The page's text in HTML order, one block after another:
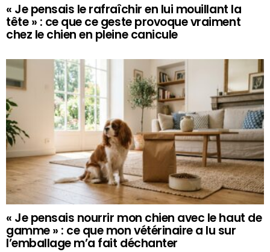
« Je pensais le rafraîchir en lui mouillant la
tête » : ce que ce geste provoque vraiment
chez le chien en pleine canicule
« Je pensais nourrir mon chien avec le haut de
gamme » : ce que mon vétérinaire a lu sur
l’emballage m’a fait déchanter